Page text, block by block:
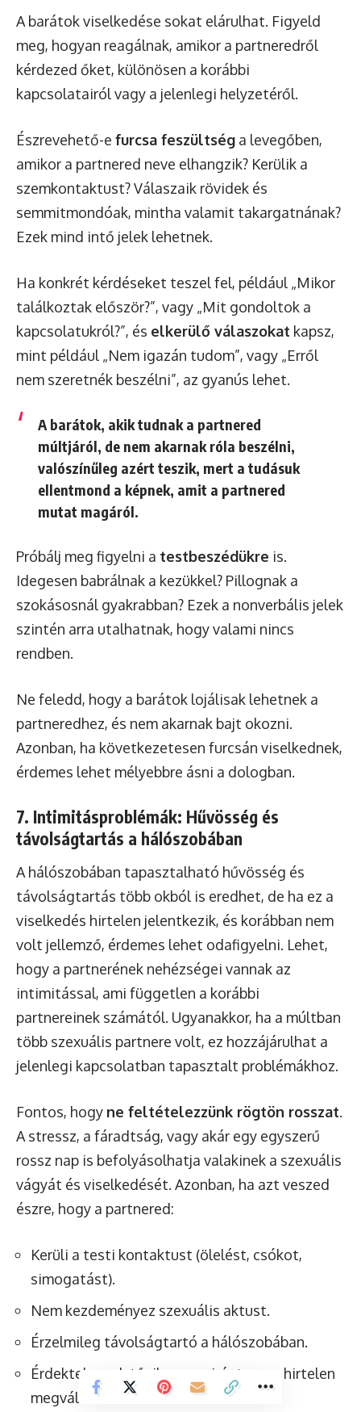
A barátok viselkedése sokat elárulhat. Figyeld
meg, hogyan reagálnak, amikor a partneredről
kérdezed őket, különösen a korábbi
kapcsolatairól vagy a jelenlegi helyzetéről.
Észrevehető-e furcsa feszültség a levegőben,
amikor a partnered neve elhangzik? Kerülik a
szemkontaktust? Válaszaik rövidek és
semmitmondóak, mintha valamit takargatnának?
Ezek mind intő jelek lehetnek.
Ha konkrét kérdéseket teszel fel, például „Mikor
találkoztak először?”, vagy „Mit gondoltok a
kapcsolatukról?”, és elkerülő válaszokat kapsz,
mint például „Nem igazán tudom”, vagy „Erről
nem szeretnék beszélni”, az gyanús lehet.
A barátok, akik tudnak a partnered
múltjáról, de nem akarnak róla beszélni,
valószínűleg azért teszik, mert a tudásuk
ellentmond a képnek, amit a partnered
mutat magáról.
Próbálj meg figyelni a testbeszédükre is.
Idegesen babrálnak a kezükkel? Pillognak a
szokásosnál gyakrabban? Ezek a nonverbális jelek
szintén arra utalhatnak, hogy valami nincs
rendben.
Ne feledd, hogy a barátok lojálisak lehetnek a
partneredhez, és nem akarnak bajt okozni.
Azonban, ha következetesen furcsán viselkednek,
érdemes lehet mélyebbre ásni a dologban.
7. Intimitásproblémák: Hűvösség és
távolságtartás a hálószobában
A hálószobában tapasztalható hűvösség és
távolságtartás több okból is eredhet, de ha ez a
viselkedés hirtelen jelentkezik, és korábban nem
volt jellemző, érdemes lehet odafigyelni. Lehet,
hogy a partnerének nehézségei vannak az
intimitással, ami független a korábbi
partnereinek számától. Ugyanakkor, ha a múltban
több szexuális partnere volt, ez hozzájárulhat a
jelenlegi kapcsolatban tapasztalt problémákhoz.
Fontos, hogy ne feltételezzünk rögtön rosszat.
A stressz, a fáradtság, vagy akár egy egyszerű
rossz nap is befolyásolhatja valakinek a szexuális
vágyát és viselkedését. Azonban, ha azt veszed
észre, hogy a partnered:
Kerüli a testi kontaktust (ölelést, csókot,
simogatást).
Nem kezdeményez szexuális aktust.
Érzelmileg távolságtartó a hálószobában.
Érdektelennek tűnik a szex iránt, vagy hirtelen
megváltoznak a szexuális szokásai.